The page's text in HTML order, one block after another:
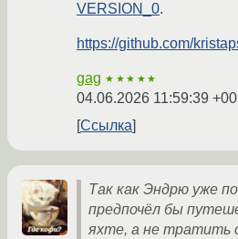
VERSION_0.
https://github.com/
gag ★★★★★
04.06.2026 11:59:39
Ссылка
Так как Эндрю уже
предпочёл бы
яхте, а не тратить